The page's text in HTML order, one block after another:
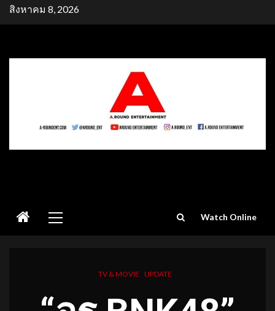
Skipสิงหาคม 8, 2026
Menu
Watch Online
TV & MOVIE UPDATE